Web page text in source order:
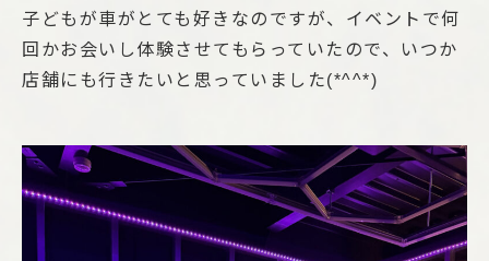
子どもが車がとても好きなのですが、イベントで何
回かお会いし体験させてもらっていたので、いつか
店舗にも行きたいと思っていました(*^^*)